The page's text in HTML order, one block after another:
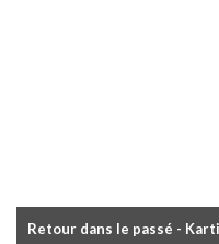
Retour dans le passé -